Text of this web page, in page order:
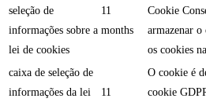
seleção de
informações sobre a
lei de cookies
11
months
Cookie
armazenar o
os cookies
caixa de seleção de
informações da lei
11
O cookie é
cookie